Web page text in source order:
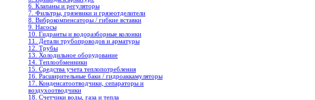
6. Клапаны и регуляторы
7. Фильтры, грязевики и грязеотделители
8. Виброкомпенсаторы / гибкие вставки
9. Насосы
10. Гидранты и водоразборные колонки
11. Детали трубопроводов и арматуры
12. Трубы
13. Холодильное oборудование
14. Теплообменники
15. Средства учета теплопотребления
16. Расширительные баки / гидроаккамуляторы
17. Конденсатоотводчики, сепараторы и
воздухоотводчики
18. Счетчики воды, газа и тепла